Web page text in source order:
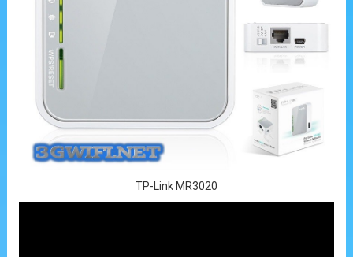
TP-Link MR3020